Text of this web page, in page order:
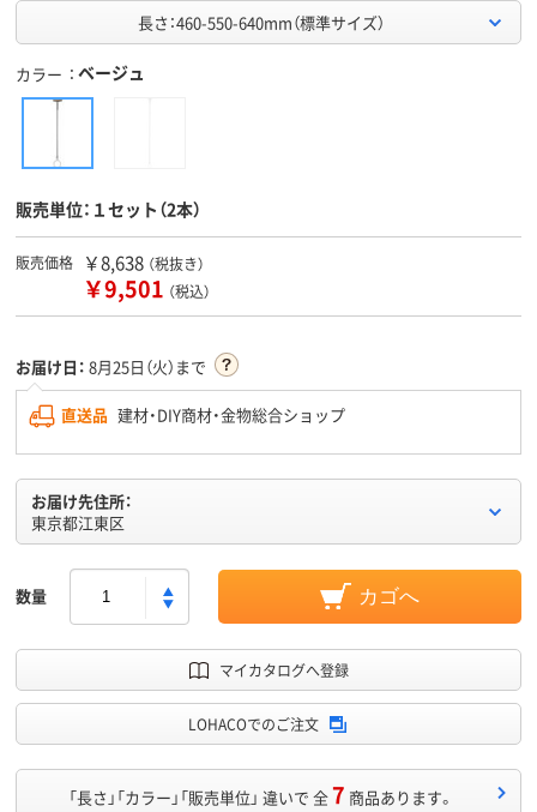
長さ：460-550-640mm（標準サイズ）
カラー ベージュ
販売単位：１セット（2本）
販売価格 ￥8,638 （税抜き）
￥9,501 （税込）
お届け日： 8月25日（火）まで
直送品 建材・DIY商材・金物総合ショップ
お届け先住所：
東京都江東区
数量 カゴへ
マイカタログへ登録
LOHACOでのご注文
「長さ」「カラー」「販売単位」 違いで 全7 商品あります。